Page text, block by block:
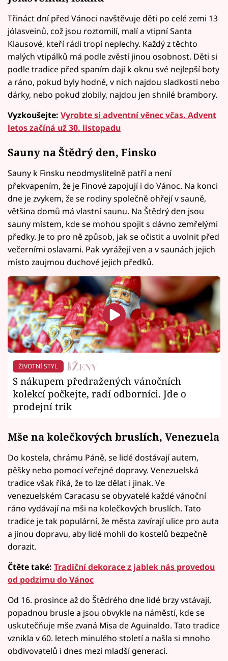
Třináct dní před Vánoci navštěvuje děti po celé zemi 13
jólasveinů, což jsou roztomilí, malí a vtipní Santa
Klausové, kteří rádi tropí neplechy. Každý z těchto
malých vtipálků má podle zvěstí jinou osobnost. Děti si
podle tradice před spaním dají k oknu své nejlepší boty
a ráno, pokud byly hodné, v nich najdou sladkosti nebo
dárky, nebo pokud zlobily, najdou jen shnilé brambory.
Vyzkoušejte: Vyrobte si adventní věnec včas. Advent
letos začíná už 30. listopadu
Sauny na Štědrý den, Finsko
Sauny k Finsku neodmyslitelně patří a není
překvapením, že je Finové zapojují i do Vánoc. Na konci
dne je zvykem, že se rodiny společně ohřejí v sauně,
většina domů má vlastní saunu. Na Štědrý den jsou
sauny místem, kde se mohou spojit s dávno zemřelými
předky. Je to pro ně způsob, jak se očistit a uvolnit před
večerními oslavami. Pak vyrážejí ven a v saunách jejich
místo zaujmou duchové jejich předků.
ŽIVOTNÍ STYL
S nákupem předražených vánočních
kolekcí počkejte, radí odborníci. Jde o
prodejní trik
Mše na kolečkových bruslích, Venezuela
Do kostela, chrámu Páně, se lidé dostávají autem,
pěšky nebo pomocí veřejné dopravy. Venezuelská
tradice však říká, že to lze dělat i jinak. Ve
venezuelském Caracasu se obyvatelé každé vánoční
ráno vydávají na mši na kolečkových bruslích. Tato
tradice je tak populární, že města zavírají ulice pro auta
a jinou dopravu, aby lidé mohli do kostelů bezpečně
dorazit.
Čtěte také: Tradiční dekorace z jablek nás provedou
od podzimu do Vánoc
Od 16. prosince až do Štědrého dne lidé brzy vstávají,
popadnou brusle a jsou obvykle na náměstí, kde se
uskutečňuje mše zvaná Misa de Aguinaldo. Tato tradice
vznikla v 60. letech minulého století a našla si mnoho
obdivovatelů i dnes mezi mladší generací.